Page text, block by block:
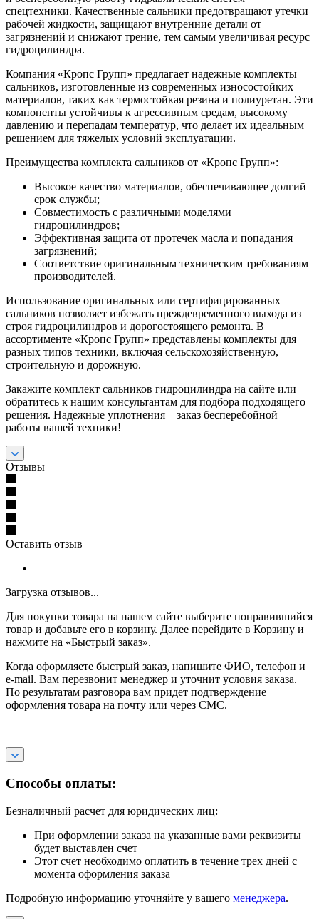
спецтехники. Качественные сальники предотвращают утечки
рабочей жидкости, защищают внутренние детали от
загрязнений и снижают трение, тем самым увеличивая ресурс
гидроцилиндра.
Компания «Кропс Групп» предлагает надежные комплекты
сальников, изготовленные из современных износостойких
материалов, таких как термостойкая резина и полиуретан. Эти
компоненты устойчивы к агрессивным средам, высокому
давлению и перепадам температур, что делает их идеальным
решением для тяжелых условий эксплуатации.
Преимущества комплекта сальников от «Кропс Групп»:
Высокое качество материалов, обеспечивающее долгий
срок службы;
Совместимость с различными моделями
гидроцилиндров;
Эффективная защита от протечек масла и попадания
загрязнений;
Соответствие оригинальным техническим требованиям
производителей.
Использование оригинальных или сертифицированных
сальников позволяет избежать преждевременного выхода из
строя гидроцилиндров и дорогостоящего ремонта. В
ассортименте «Кропс Групп» представлены комплекты для
разных типов техники, включая сельскохозяйственную,
строительную и дорожную.
Закажите комплект сальников гидроцилиндра на сайте или
обратитесь к нашим консультантам для подбора подходящего
решения. Надежные уплотнения – заказ бесперебойной
работы вашей техники!
Отзывы
Оставить отзыв
Загрузка отзывов...
Для покупки товара на нашем сайте выберите понравившийся
товар и добавьте его в корзину. Далее перейдите в Корзину и
нажмите на «Быстрый заказ».
Когда оформляете быстрый заказ, напишите ФИО, телефон и
e-mail. Вам перезвонит менеджер и уточнит условия заказа.
По результатам разговора вам придет подтверждение
оформления товара на почту или через СМС.
Способы оплаты:
Безналичный расчет для юридических лиц:
При оформлении заказа на указанные вами реквизиты
будет выставлен счет
Этот счет необходимо оплатить в течение трех дней с
момента оформления заказа
Подробную информацию уточняйте у вашего менеджера.